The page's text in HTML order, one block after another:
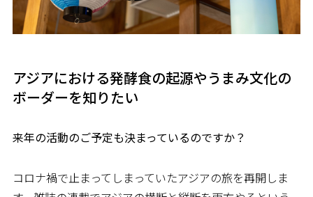
アジアにおける発酵食の起源やうまみ文化の
ボーダーを知りたい
――来年の活動のご予定も決まっているのですか？
コロナ禍で止まってしまっていたアジアの旅を再開しま